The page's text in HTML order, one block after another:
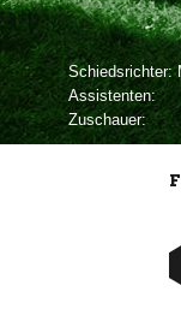
Schiedsrichter:
Assistenten:
Zuschauer: